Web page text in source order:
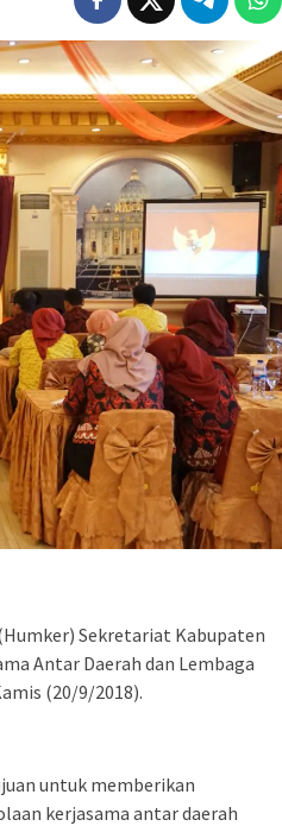
(Humker) Sekretariat Kabupaten
Antar Daerah dan Lembaga
(20/9/2018).
untuk memberikan
kerjasama antar daerah